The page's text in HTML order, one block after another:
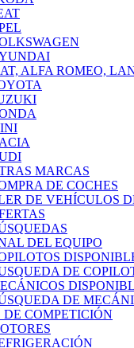
ALFA ROMEO,
MARCAS
DE COCHES
DE VEHÍCULOS
DEL EQUIPO
DE
DE
DE COMPETICIÓN